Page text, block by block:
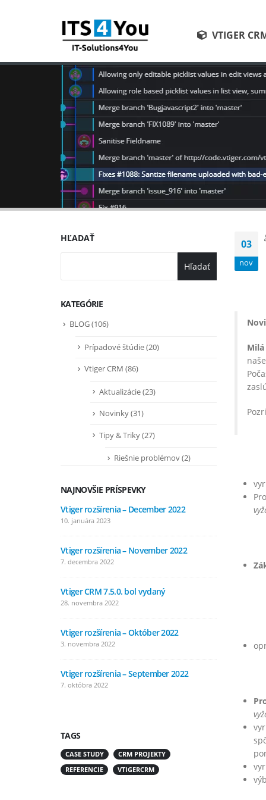
VTIGER
03
nov
HĽADAŤ
Hľadať
KATEGÓRIE
BLOG(106)
Prípadové štúdie(20)
Vtiger CRM (86)
Aktualizácie(23)
Novinky(31)
Tipy & Triky(27)
Riešnie problémov(2)
NAJNOVŠIE PRÍSPEVKY
Vtiger rozšírenia – December 2022
10. januára 2023
Vtiger rozšírenia – November 2022
7. decembra 2022
Vtiger CRM 7.5.0. bol vydaný
28. novembra 2022
Vtiger rozšírenia – Október 2022
3. novembra 2022
Vtiger rozšírenia – September 2022
7. októbra 2022
Vtiger
4. augusta
8. júna
TAGS
CASE STUDY
CRM PROJEKTY
REFERENCIE
VTIGERCRM